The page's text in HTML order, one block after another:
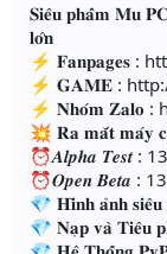
𝐒𝐢𝐞̂𝐮 𝐩𝐡𝐚̂̉𝐦 𝐌𝐮 𝐏𝐂
𝐥𝐨̛́𝐧
⚡ 𝐅𝐚𝐧𝐩𝐚𝐠𝐞𝐬 :
⚡ 𝐆𝐀𝐌𝐄 :
⚡ 𝐍𝐡𝐨́𝐦 𝐙𝐚𝐥𝐨 :
💥 𝐑𝐚 𝐦𝐚̆́𝐭 𝐦𝐚́𝐲
⏰𝑨𝒍𝒑𝒉𝒂 𝑻𝒆𝒔𝒕 :
⏰𝑶𝒑𝒆𝒏 𝑩𝒆𝒕𝒂 :
💎 𝐇𝐢̀𝐧𝐡 𝐚̉𝐧𝐡
💎 𝐍𝐚̣𝐩 𝐯𝐚̀ 𝐓𝐢𝐞̂𝐮